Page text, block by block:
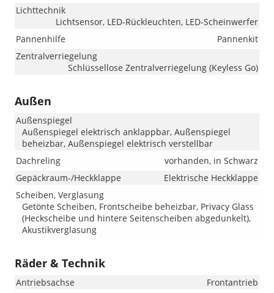
Lichttechnik
Lichtsensor, LED-Rückleuchten, LED-Scheinwerfer
Pannenhilfe
Pannenkit
Zentralverriegelung
Schlüssellose Zentralverriegelung (Keyless Go)
Außen
Außenspiegel
Außenspiegel elektrisch anklappbar, Außenspiegel
beheizbar, Außenspiegel elektrisch verstellbar
Dachreling
vorhanden, in Schwarz
Gepäckraum-/Heckklappe
Elektrische Heckklappe
Scheiben, Verglasung
Getönte Scheiben, Frontscheibe beheizbar, Privacy Glass
(Heckscheibe und hintere Seitenscheiben abgedunkelt),
Akustikverglasung
Räder & Technik
Antriebsachse
Frontantrieb